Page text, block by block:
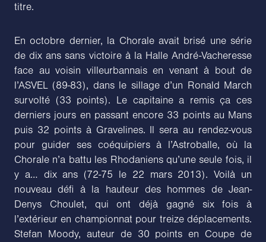
titre.
En octobre dernier, la Chorale avait brisé une série
de dix ans sans victoire à la Halle André-Vacheresse
face au voisin villeurbannais en venant à bout de
l’ASVEL (89-83), dans le sillage d’un Ronald March
survolté (33 points). Le capitaine a remis ça ces
derniers jours en passant encore 33 points au Mans
puis 32 points à Gravelines. Il sera au rendez-vous
pour guider ses coéquipiers à l’Astroballe, où la
Chorale n’a battu les Rhodaniens qu’une seule fois, il
y a… dix ans (72-75 le 22 mars 2013). Voilà un
nouveau défi à la hauteur des hommes de Jean-
Denys Choulet, qui ont déjà gagné six fois à
l’extérieur en championnat pour treize déplacements.
Stefan Moody, auteur de 30 points en Coupe de